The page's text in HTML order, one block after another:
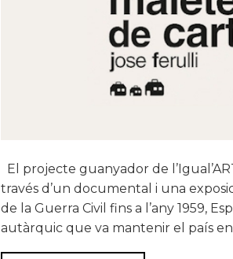
El projecte guanyador de
través d’un documental i una
de la Guerra Civil fins a l’any 1959,
autàrquic que va mantenir el país